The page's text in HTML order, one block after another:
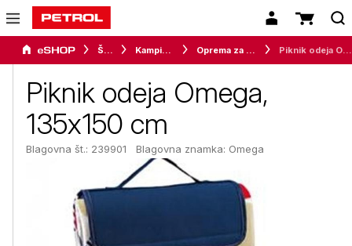
Šport Kampiranje Oprema za kampiranje
Piknik odeja Omega,
135x150 cm
Blagovna št.: 239901 Blagovna znamka: Omega